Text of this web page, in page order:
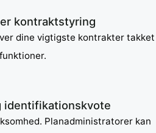
kontraktstyring
dine vigtigste kontrakter takket
identifikationskvote
Planadministratorer kan